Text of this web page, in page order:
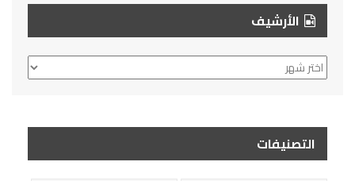
الأرشيف
الأرشيف
التصنيفات